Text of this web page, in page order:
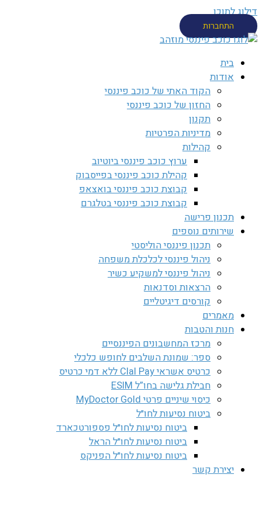
דילוג לתוכן
התחברות
בית
אודות
הקוד האתי של כוכב פיננסי
החזון של כוכב פיננסי
תקנון
מדיניות הפרטיות
קהילות
ערוץ כוכב פיננסי ביוטיוב
קהילת כוכב פיננסי בפייסבוק
קבוצת כוכב פיננסי בואצאפ
קבוצת כוכב פיננסי בטלגרם
תכנון פרישה
שירותים נוספים
תכנון פיננסי הוליסטי
ניהול פיננסי לכלכלת משפחה
ניהול פיננסי למשקיע כשיר
הרצאות וסדנאות
קורסים דיגיטליים
מאמרים
חנות והטבות
מרכז המחשבונים הפיננסיים
ספר: שמונת השלבים לחופש כלכלי
כרטיס אשראי Clal Pay ללא דמי כרטיס
חבילת גלישה בחו”ל ESIM
כיסוי שיניים פרטי MyDoctor Gold
ביטוח נסיעות לחו״ל
ביטוח נסיעות לחו״ל פספורטכארד
ביטוח נסיעות לחו״ל הראל
ביטוח נסיעות לחו״ל הפניקס
יצירת קשר